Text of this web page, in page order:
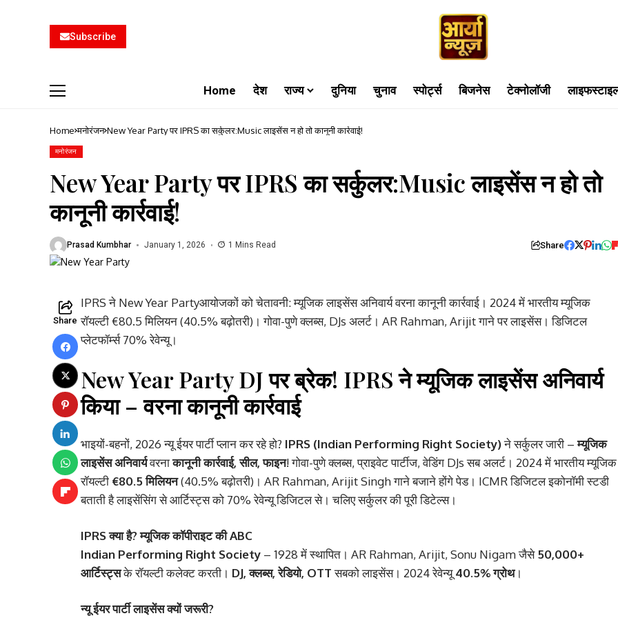
Subscribe
Home देश राज्य दुनिया चुनाव स्पोर्ट्स बिजनेस टेक्नोलॉजी
Home मनोरंजन New Year Party पर IPRS का सर्कुलर:Music लाइसेंस न हो तो कानूनी कार्रवाई!
मनोरंजन
New Year Party पर IPRS का सर्कुलर:Music लाइसेंस न हो तो
कानूनी कार्रवाई!
Prasad Kumbhar January 1, 2026 1 Mins Read Share
Share
IPRS ने New Year Partyआयोजकों को चेतावनी: म्यूजिक लाइसेंस अनिवार्य वरना कानूनी कार्रवाई। 2024 में भारतीय म्यूजिक
रॉयल्टी €80.5 मिलियन (40.5% बढ़ोतरी)। गोवा-पुणे क्लब्स, DJs अलर्ट। AR Rahman, Arijit गाने पर लाइसेंस। डिजिटल
प्लेटफॉर्म्स 70% रेवेन्यू।
New Year Party DJ पर ब्रेक! IPRS ने म्यूजिक लाइसेंस अनिवार्य
किया – वरना कानूनी कार्रवाई
भाइयों-बहनों, 2026 न्यू ईयर पार्टी प्लान कर रहे हो? IPRS (Indian Performing Right Society)ने सर्कुलर जारी –म्यूजिक
लाइसेंस अनिवार्यवरनाकानूनी कार्रवाई, सील, फाइन! गोवा-पुणे क्लब्स, प्राइवेट पार्टीज, वेडिंग DJs सब अलर्ट। 2024 में भारतीय म्यूजिक
रॉयल्टी €80.5 मिलियन(40.5% बढ़ोतरी)। AR Rahman, Arijit Singh गाने बजाने होंगे पेड। ICMR डिजिटल इकोनॉमी स्टडी
बताती है लाइसेंसिंग से आर्टिस्ट्स को 70% रेवेन्यू डिजिटल से। चलिए सर्कुलर की पूरी डिटेल्स।
IPRS क्या है? म्यूजिक कॉपीराइट की ABC
Indian Performing Right Society – 1928 में स्थापित। AR Rahman, Arijit, Sonu Nigam जैसे50,000+
आर्टिस्ट्सके रॉयल्टी कलेक्ट करती। DJ, क्लब्स, रेडियो, OTTसबको लाइसेंस। 2024 रेवेन्यू40.5% ग्रोथ।
न्यू ईयर पार्टी लाइसेंस क्यों जरूरी?